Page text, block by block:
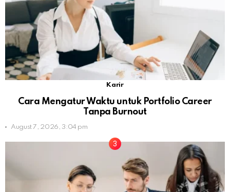
Karir
Cara Mengatur Waktu untuk Portfolio Career
Tanpa Burnout
August 7, 2026, 3:04 pm